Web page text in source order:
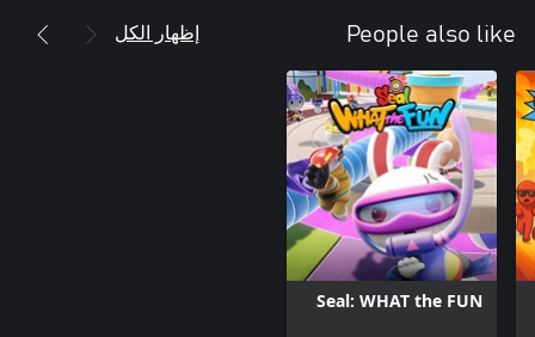
People also like إظهار الكل
Seal: WHAT the FUN